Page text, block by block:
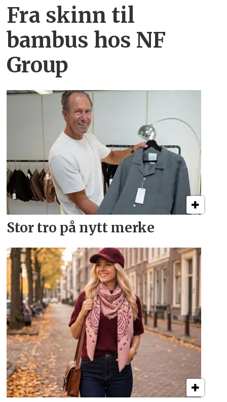
Fra skinn til
bambus hos NF
Group
Stor tro på nytt merke